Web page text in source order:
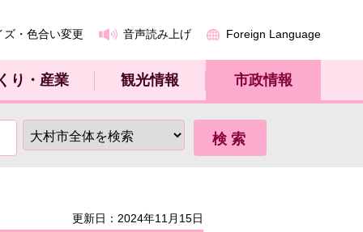
ズ・色合い変更 音声読み上げ Foreign Language
り・産業 観光情報 市政情報
更新日：2024年11月15日